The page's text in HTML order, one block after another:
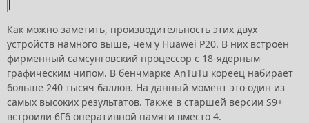
Как можно заметить, производительность этих двух
устройств намного выше, чем у Huawei P20. В них встроен
фирменный самсунговский процессор с 18-ядерным
графическим чипом. В бенчмарке AnTuTu кореец набирает
больше 240 тысяч баллов. На данный момент это один из
самых высоких результатов. Также в старшей версии S9+
встроили 6Гб оперативной памяти вместо 4.